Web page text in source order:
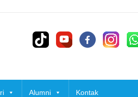
Alumni Kontak